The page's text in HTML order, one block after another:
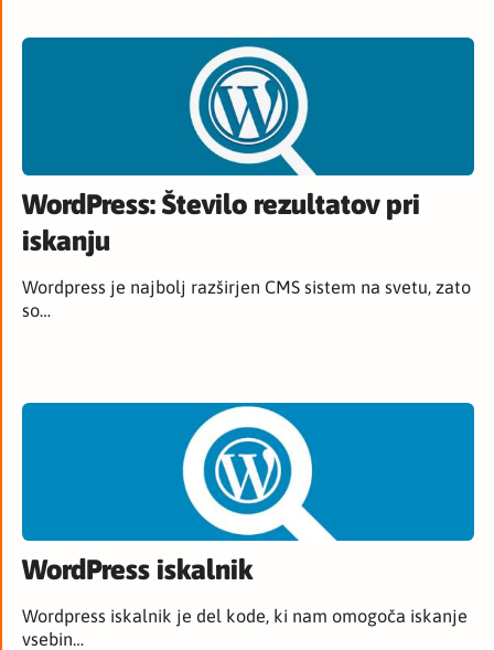
WordPress: Število rezultatov pri
iskanju
Wordpress je najbolj razširjen CMS sistem na svetu, zato
so…
WordPress iskalnik
Wordpress iskalnik je del kode, ki nam omogoča iskanje
vsebin…